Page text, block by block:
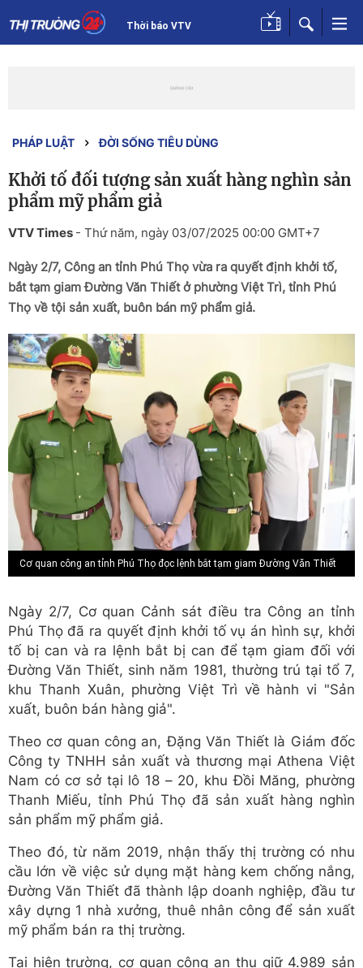
Thời báo VTV
PHÁP LUẬT ĐỜI SỐNG TIÊU DÙNG
Khởi tố đối tượng sản xuất hàng nghìn sản
phẩm mỹ phẩm giả
VTV Times - Thứ năm, ngày 03/07/2025 00:00 GMT+7
Ngày 2/7, Công an tỉnh Phú Thọ vừa ra quyết định khởi tố,
bắt tạm giam Đường Văn Thiết ở phường Việt Trì, tỉnh Phú
Thọ về tội sản xuất, buôn bán mỹ phẩm giả.
Cơ quan công an tỉnh Phú Thọ đọc lệnh bắt tạm giam Đường Văn Thiết
Ngày 2/7, Cơ quan Cảnh sát điều tra Công an tỉnh
Phú Thọ đã ra quyết định khởi tố vụ án hình sự, khởi
tố bị can và ra lệnh bắt bị can để tạm giam đối với
Đường Văn Thiết, sinh năm 1981, thường trú tại tổ 7,
khu Thanh Xuân, phường Việt Trì về hành vi "Sản
xuất, buôn bán hàng giả".
Theo cơ quan công an, Đặng Văn Thiết là Giám đốc
Công ty TNHH sản xuất và thương mại Athena Việt
Nam có cơ sở tại lô 18 – 20, khu Đồi Măng, phường
Thanh Miếu, tỉnh Phú Thọ đã sản xuất hàng nghìn
sản phẩm mỹ phẩm giả.
Theo đó, từ năm 2019, nhận thấy thị trường có nhu
cầu lớn về việc sử dụng mặt hàng kem chống nắng,
Đường Văn Thiết đã thành lập doanh nghiệp, đầu tư
xây dựng 1 nhà xưởng, thuê nhân công để sản xuất
mỹ phẩm bán ra thị trường.
Tại hiện trường, cơ quan công an thu giữ 4.989 sản